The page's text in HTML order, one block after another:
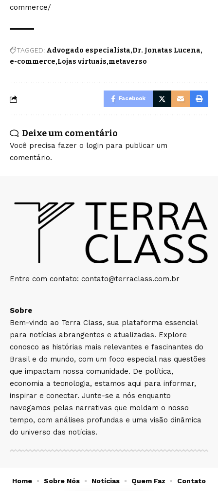
commerce/
TAGGED: Advogado especialista Dr. Jonatas Lucena
e-commerce Lojas virtuais metaverso
Facebook
Deixe um comentário
Você precisa fazer o login para publicar um
comentário.
Entre com contato: contato@terraclass.com.br
Sobre
Bem-vindo ao Terra Class, sua plataforma essencial
para notícias abrangentes e atualizadas. Explore
conosco as histórias mais relevantes e fascinantes do
Brasil e do mundo, com um foco especial nas questões
que impactam nossa comunidade. De política,
economia a tecnologia, estamos aqui para informar,
inspirar e conectar. Junte-se a nós enquanto
navegamos pelas narrativas que moldam o nosso
tempo, com análises profundas e uma visão dinâmica
do universo das notícias.
Home Sobre Nós Notícias Quem Faz Contato